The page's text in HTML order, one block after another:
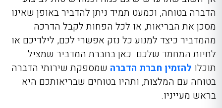
הדברה בטוחה, וכמעט תמיד ניתן להדביר באופן שאינו
מסכן את הבריאות, או לכל הפחות לקבל הדרכה
מהמדביר כיצד למנוע כל נזק אפשרי לכם, לילדיכם או
לחיות המחמד שלכם. כאן בחברת המדביר שמציל
תוכלו להזמין חברת הדברה שמספקת שירותי הדברה
בטוחה עם המלצות, ותהיו בטוחים שבריאותכם היא
בראש מעייניו.